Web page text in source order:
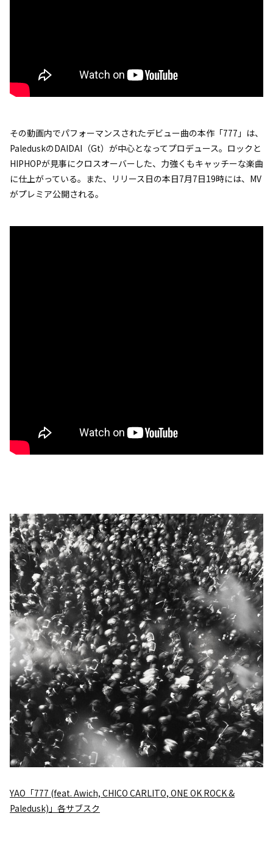
その動画内でパフォーマンスされたデビュー曲の本作「777」は、
PaleduskのDAIDAI（Gt）が中心となってプロデュース。ロックと
HIPHOPが見事にクロスオーバーした、力強くもキャッチーな楽曲
に仕上がっている。また、リリース日の本日7月7日19時には、MV
がプレミア公開される。
YAO「777 (feat. Awich, CHICO CARLITO, ONE OK ROCK &
Paledusk)」各サブスク